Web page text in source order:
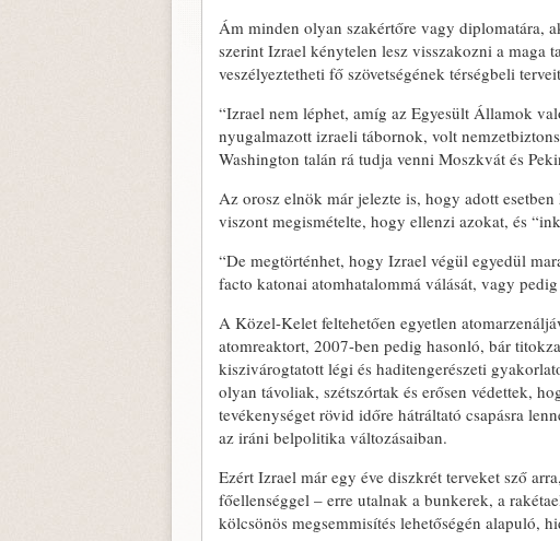
Ám minden olyan szakértőre vagy diplomatára,
szerint Izrael kénytelen lesz visszakozni a maga
veszélyeztetheti fő szövetségének térségbeli
“Izrael nem léphet, amíg az Egyesült Államok
nyugalmazott izraeli tábornok, volt
Washington talán rá tudja venni Moszkvát és
Az orosz elnök már jelezte is, hogy adott
viszont megismételte, hogy ellenzi azokat, és
“De megtörténhet, hogy Izrael végül egyedül
facto katonai atomhatalommá válását, vagy
A Közel-Kelet feltehetően egyetlen
atomreaktort, 2007-ben pedig hasonló, bár
kiszivárogtatott légi és haditengerészeti
olyan távoliak, szétszórtak és erősen védettek,
tevékenységet rövid időre hátráltató csapásra
az iráni belpolitika változásaiban.
Ezért Izrael már egy éve diszkrét terveket sző
főellenséggel – erre utalnak a bunkerek, a
kölcsönös megsemmisítés lehetőségén alapuló,